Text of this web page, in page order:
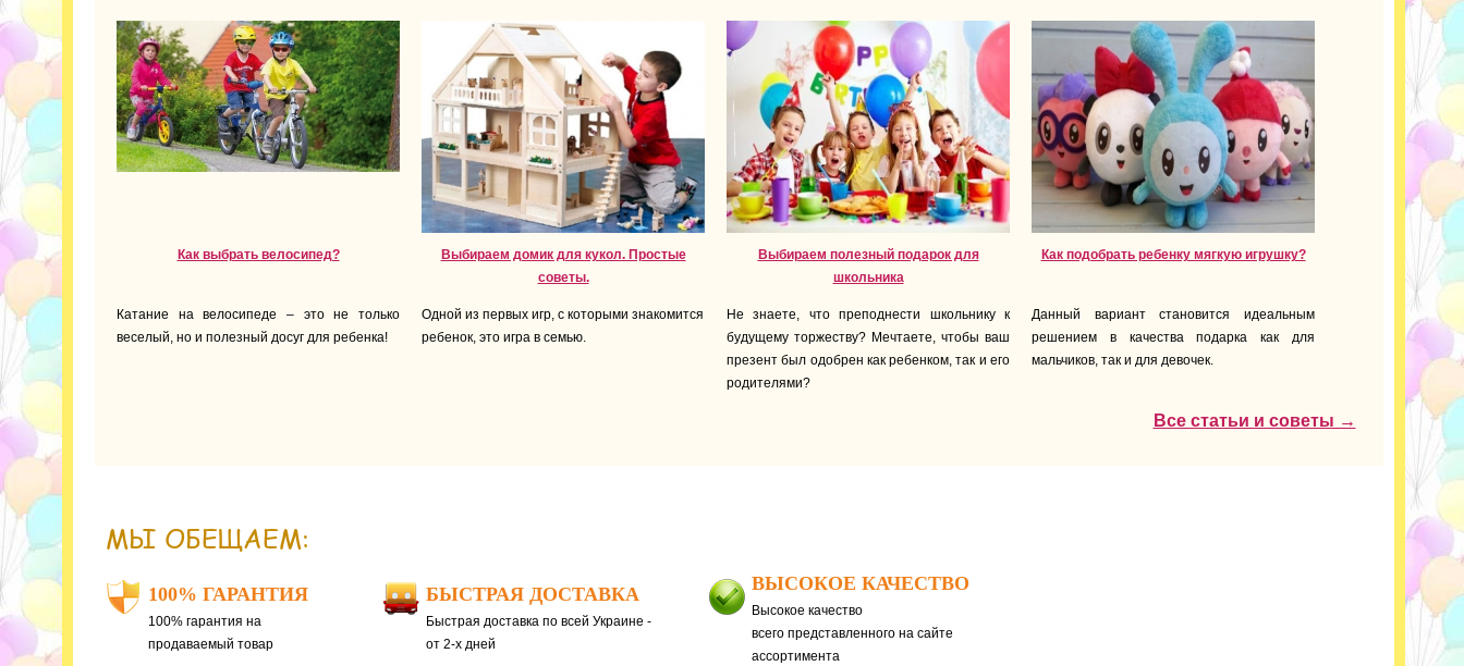
Как выбрать велосипед?
Катание на велосипеде – это не только
веселый, но и полезный досуг для ребенка!
Выбираем домик для кукол. Простые
советы.
Одной из первых игр, с которыми знакомится
ребенок, это игра в семью.
Выбираем полезный подарок для
школьника
Не знаете, что преподнести школьнику к
будущему торжеству? Мечтаете, чтобы ваш
презент был одобрен как ребенком, так и его
родителями?
Как подобрать ребенку мягкую игрушку?
Данный вариант становится идеальным
решением в качества подарка как для
мальчиков, так и для девочек.
Все статьи и советы →
МЫ ОБЕЩАЕМ:
100% ГАРАНТИЯ
100% гарантия на
продаваемый товар
БЫСТРАЯ ДОСТАВКА
Быстрая доставка по всей Украине -
от 2-х дней
ВЫСОКОЕ КАЧЕСТВО
Высокое качество
всего представленного на сайте
ассортимента